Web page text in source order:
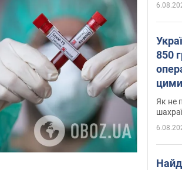
850
Як не